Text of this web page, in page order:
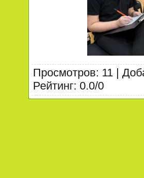
Просмотров: 11 |
Рейтинг: 0.0/0